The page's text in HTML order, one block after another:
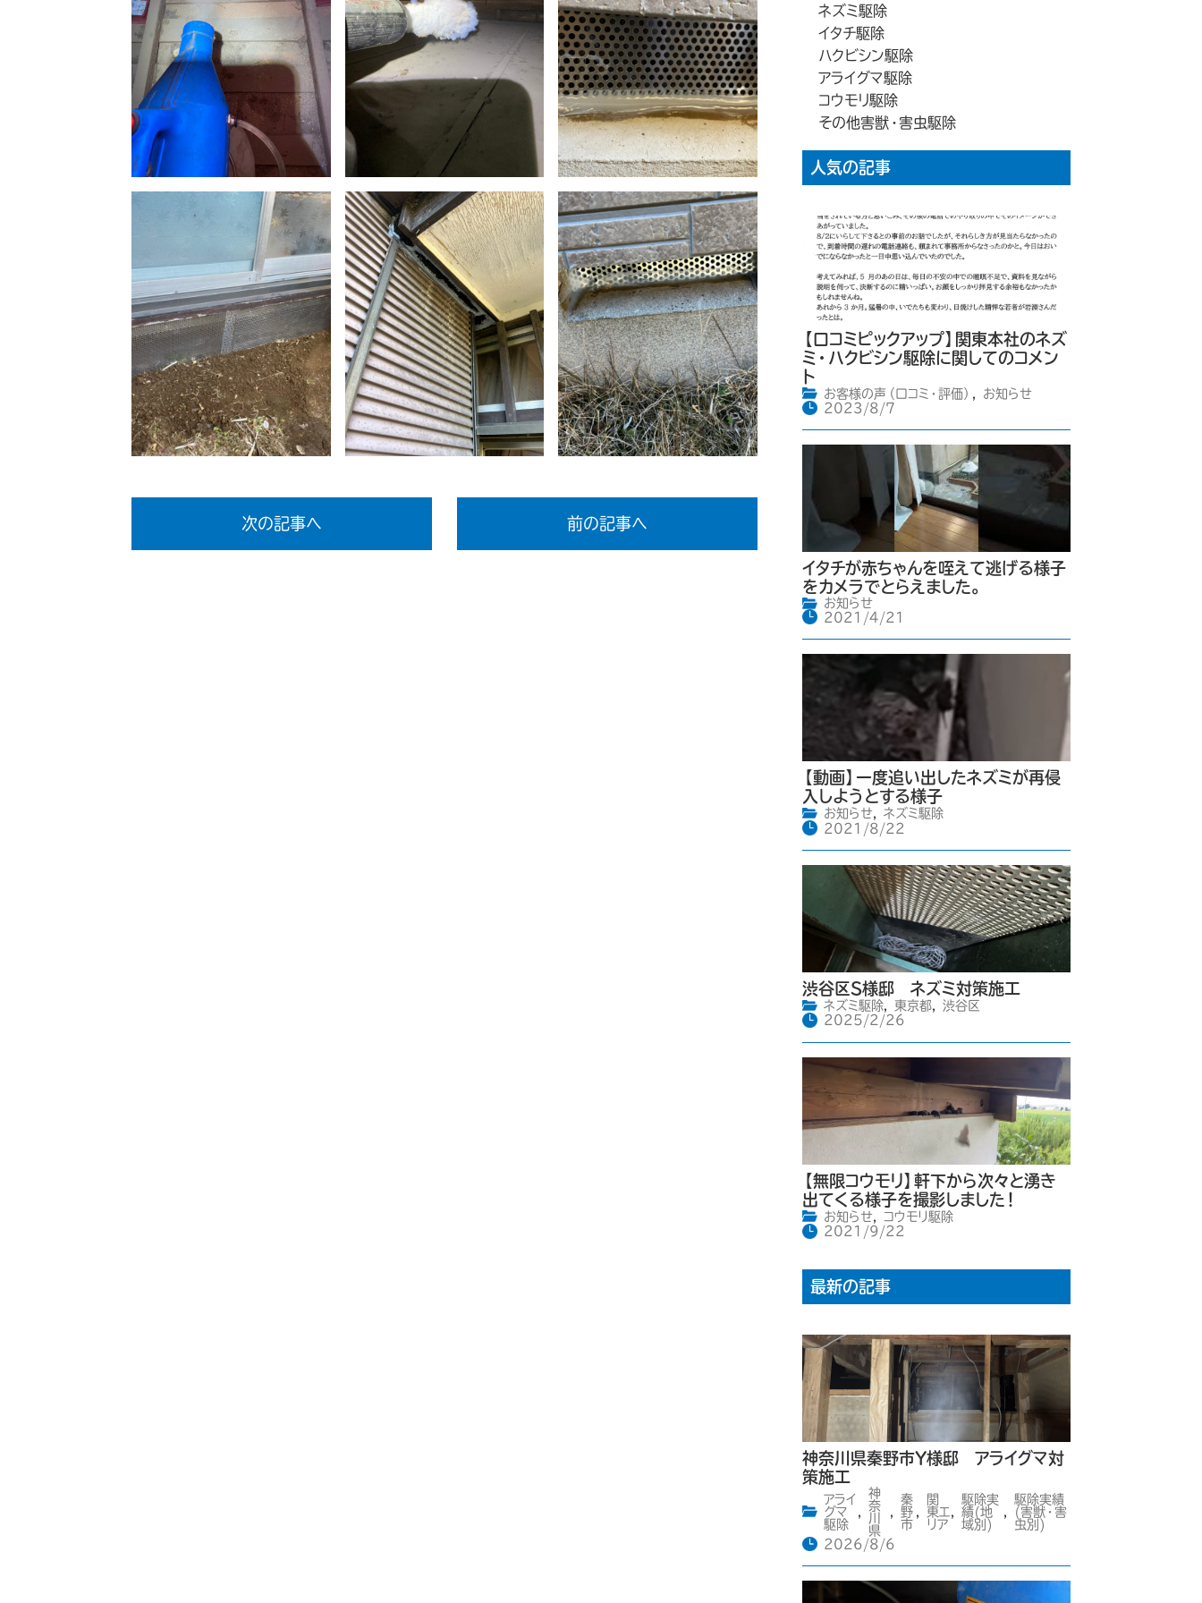
次の記事へ 前の記事へ
ネズミ駆除
イタチ駆除
ハクビシン駆除
アライグマ駆除
コウモリ駆除
その他害獣・害虫駆除
人気の記事
【口コミピックアップ】関東本社のネズ
ミ・ハクビシン駆除に関してのコメン
ト
お客様の声（口コミ・評価）
お知らせ
2023/8/7
イタチが赤ちゃんを咥えて逃げる様子
をカメラでとらえました。
お知らせ
2021/4/21
【動画】一度追い出したネズミが再侵
入しようとする様子
お知らせ,
ネズミ駆除
2021/8/22
渋谷区S様邸 ネズミ対策施工
ネズミ駆除, 東京都,
渋谷区
2025/2/26
【無限コウモリ】軒下から次々と湧き
出てくる様子を撮影しました！
お知らせ,
コウモリ駆除
2021/9/22
最新の記事
神奈川県秦野市Y様邸 アライグマ対
策施工
アライ
グマ
駆除
神
奈
川
県
秦
野
市
関
東エ
リア
駆除実
績(地
域別)
駆除実績
(害獣・害
虫別)
2026/8/6